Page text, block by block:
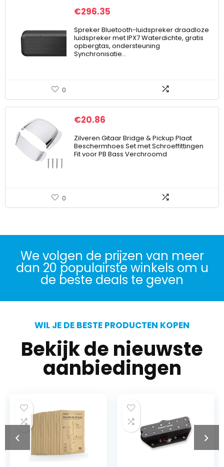
€296.35
Spreker Bluetooth-luidspreker draadloze
luidspreker met IPX7 Waterdichte, gratis
opbergtas, ondersteuning
Synchronisatie…
0
€20.86
Zilveren Gitaar Bridge & Pickup Plaat
Beschermhoes Set met Schroeffittingen
Fit voor PB Bass Verchroomd
0
We volgen de prijzen van meer
dan 20 populairste winkels om u
de beste deals te geven
WIL JE DE BESTE PRODUCTEN KOPEN
Bekijk de nieuwste
aanbiedingen